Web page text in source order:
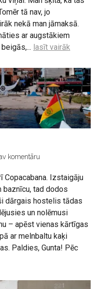
tā nav, jo
nekā man jāmaksā.
ar augstākiem
lasīt vairāk
komentāru
Izstaigāju
baznīcu, tad dodos
dārgais hostelis tādas
un nolēmusi
– apēst vienas kārtīgas
ar melnbaltu kaķi
Paldies, Gunta! Pēc